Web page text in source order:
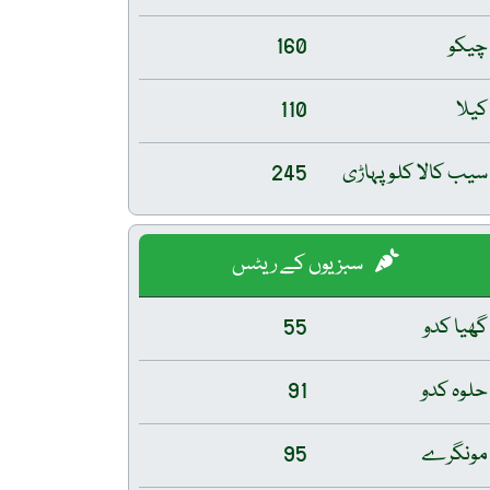
چیکو
160
کیلا
110
سیب کالا کلو پہاڑی
245
سبزیوں کے ریٹس
گھیا کدو
55
حلوہ کدو
91
مونگرے
95